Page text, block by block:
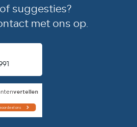
suggesties?
met ons op.